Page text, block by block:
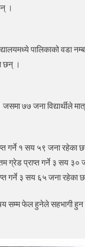
।
पालिकाको वडा
छन् ।
जसमा ७७ जना विद्यार्थीले
गर्ने १ सय ५९ जना रहेका
प्राप्त गर्ने ३ सय ३०
गर्ने ३ सय ६५ जना रहेका
सम्म फेल हुनेले सहभागी